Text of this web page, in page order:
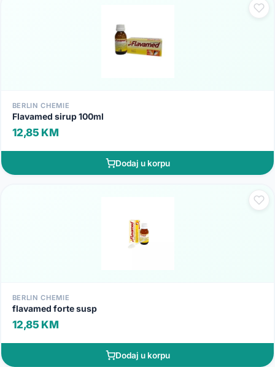
BERLIN CHEMIE
Flavamed sirup 100ml
12,85 KM
Dodaj u korpu
BERLIN CHEMIE
flavamed forte susp
12,85 KM
Dodaj u korpu